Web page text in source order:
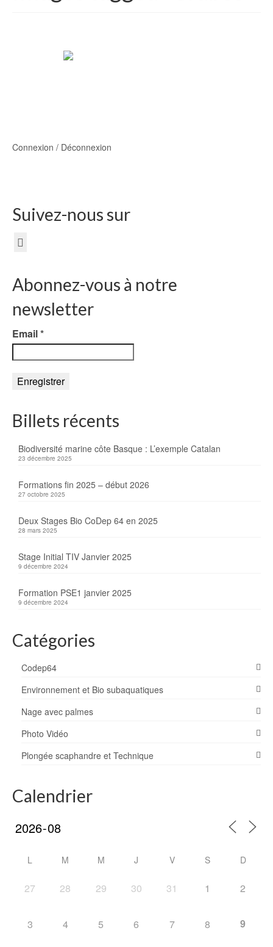
Connexion / Déconnexion
Suivez-nous sur
Abonnez-vous à notre
newsletter
Email*
Billets récents
Biodiversité marine côte Basque : L’exemple Catalan
23 décembre 2025
Formations fin 2025 – début 2026
27 octobre 2025
Deux Stages Bio CoDep 64 en 2025
28 mars 2025
Stage Initial TIV Janvier 2025
9 décembre 2024
Formation PSE1 janvier 2025
9 décembre 2024
Catégories
Codep64
Environnement et Bio subaquatiques
Nage avec palmes
Photo Vidéo
Plongée scaphandre et Technique
Calendrier
L M M J V S D
27 28 29 30 31 1 2
3 4 5 6 7 8 9